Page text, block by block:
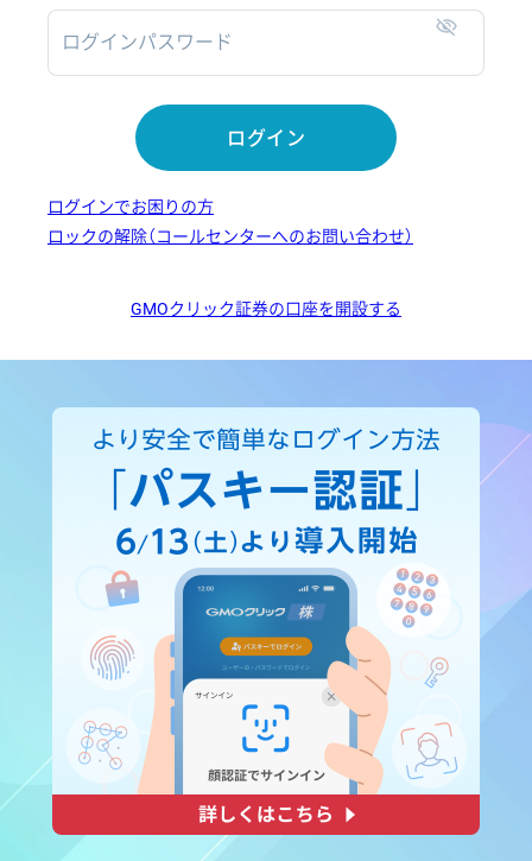
ログインパスワード
ログイン
ログインでお困りの方
ロックの解除（コールセンターへのお問い合わせ）
GMOクリック証券の口座を開設する